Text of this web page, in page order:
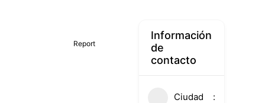
Report
Información
de
contacto
Ciudad